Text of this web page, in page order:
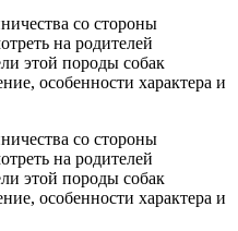
со стороны
на родителей
этой породы собак
особенности характера и
со стороны
на родителей
этой породы собак
особенности характера и